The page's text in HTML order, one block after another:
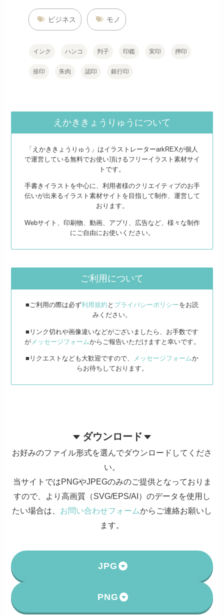
ビジネス モノ
インク ハンコ 判子 印鑑 実印 押印
捺印 朱肉 認印 銀行印
えかききょうりゅうについて
「えかききょうりゅう」はイラストレーターarkREXが個人
で運営している無料でお使い頂けるフリーイラスト素材サイ
トです。
手書きイラストを中心に、利用者様のクリエイティブのお手
伝いが出来るイラスト素材サイトを目指して制作、運営して
おります。
Webサイト、印刷物、動画、アプリ、広告など、様々な制作
にご自由にお使いください。
ご利用について
■ご利用の際は必ず利用規約 と プライバシーポリシーをお読
みください。
■リンク切れや画像違いなどがございましたら、お手数です
がメッセージフォームからご報告いただけますと幸いです。
■リクエストなども大歓迎ですので、 メッセージフォームか
らお待ちしております。
ダウンロード
お好みのファイル形式を選んでダウンロードしてくださ
い。
当サイトではPNGやJPEGのみのご提供となっておりま
すので、より高画質（SVG/EPS/AI）のデータを使用し
たい場合は、 お問い合わせフォームからご連絡お願いし
ます。
JPG
PNG